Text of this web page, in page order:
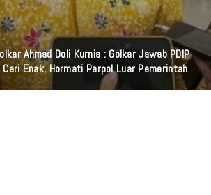
Seseorang Merasa Tidak Dihargai
"AKU TAK BERARTI BAGIMU" Bersama
Aneka Safari Records